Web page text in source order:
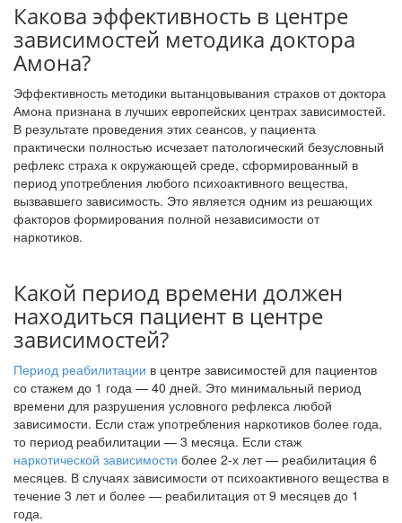
Какова эффективность в центре
зависимостей методика доктора
Амона?
Эффективность методики вытанцовывания страхов от доктора
Амона признана в лучших европейских центрах зависимостей.
В результате проведения этих сеансов, у пациента
практически полностью исчезает патологический безусловный
рефлекс страха к окружающей среде, сформированный в
период употребления любого психоактивного вещества,
вызвавшего зависимость. Это является одним из решающих
факторов формирования полной независимости от
наркотиков.
Какой период времени должен
находиться пациент в центре
зависимостей?
Период реабилитации в центре зависимостей для пациентов
со стажем до 1 года — 40 дней. Это минимальный период
времени для разрушения условного рефлекса любой
зависимости. Если стаж употребления наркотиков более года,
то период реабилитации — 3 месяца. Если стаж
наркотической зависимости более 2-х лет — реабилитация 6
месяцев. В случаях зависимости от психоактивного вещества в
течение 3 лет и более — реабилитация от 9 месяцев до 1
года.